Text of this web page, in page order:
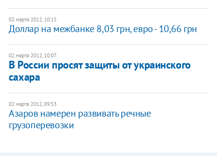
02 марта 2012, 10:15
Доллар на межбанке 8,03 грн, евро - 10,66 грн
02 марта 2012, 10:07
В России просят защиты от украинского
сахара
02 марта 2012, 09:53
Азаров намерен развивать речные
грузоперевозки